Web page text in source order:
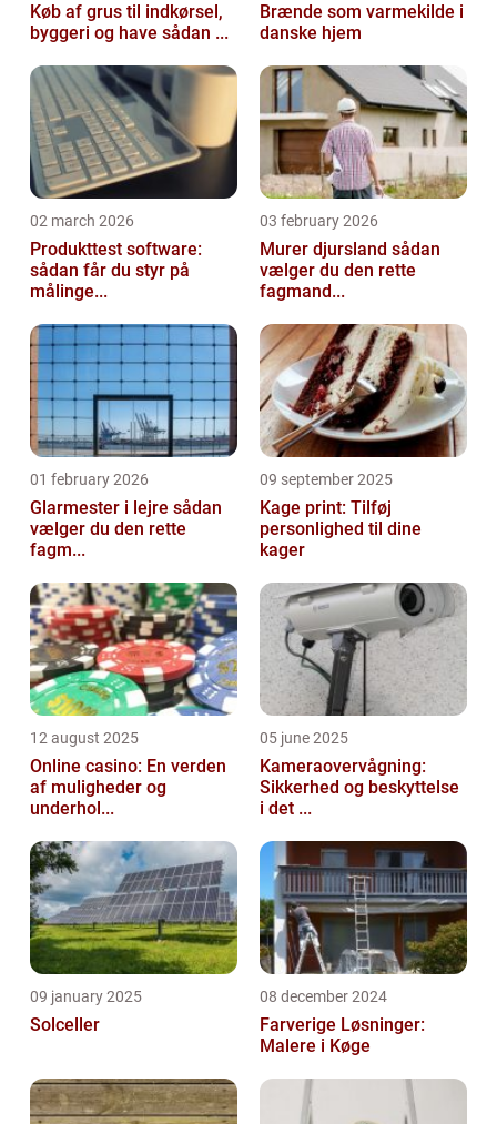
Køb af grus til indkørsel,
byggeri og have sådan ...
Brænde som varmekilde i
danske hjem
02 march 2026
Produkttest software:
sådan får du styr på
målinge...
03 february 2026
Murer djursland sådan
vælger du den rette
fagmand...
01 february 2026
Glarmester i lejre sådan
vælger du den rette
fagm...
09 september 2025
Kage print: Tilføj
personlighed til dine
kager
12 august 2025
Online casino: En verden
af muligheder og
underhol...
05 june 2025
Kameraovervågning:
Sikkerhed og beskyttelse
i det ...
09 january 2025
Solceller
08 december 2024
Farverige Løsninger:
Malere i Køge